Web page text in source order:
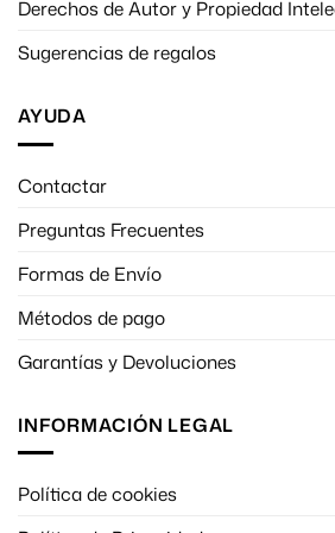
Derechos de Autor y Propiedad
Sugerencias de regalos
AYUDA
Contactar
Preguntas Frecuentes
Formas de Envío
Métodos de pago
Garantías y Devoluciones
INFORMACIÓN LEGAL
Política de cookies